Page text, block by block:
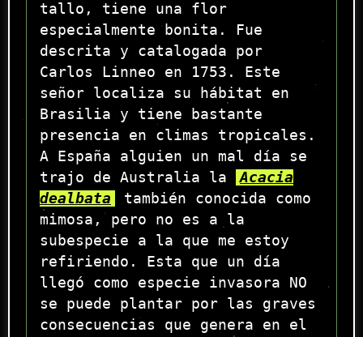
tallo, tiene una flor
especialmente bonita. Fue
descrita y catalogada por
Carlos Linneo en 1753. Este
señor localiza su hábitat en
Brasilia y tiene bastante
presencia en climas tropicales.
A España alguien un mal día se
trajo de Australia la
Acacia
dealbata
también conocida como
mimosa, pero no es a la
subespecie a la que me estoy
refiriendo. Esta que un día
llegó como especie invasora NO
se puede plantar por las graves
consecuencias que genera en el